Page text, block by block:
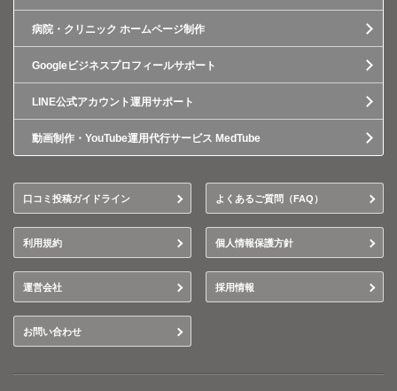
病院・クリニック ホームページ制作
Googleビジネスプロフィールサポート
LINE公式アカウント運用サポート
動画制作・YouTube運用代行サービス MedTube
口コミ投稿ガイドライン よくあるご質問（FAQ）
利用規約 個人情報保護方針
運営会社 採用情報
お問い合わせ